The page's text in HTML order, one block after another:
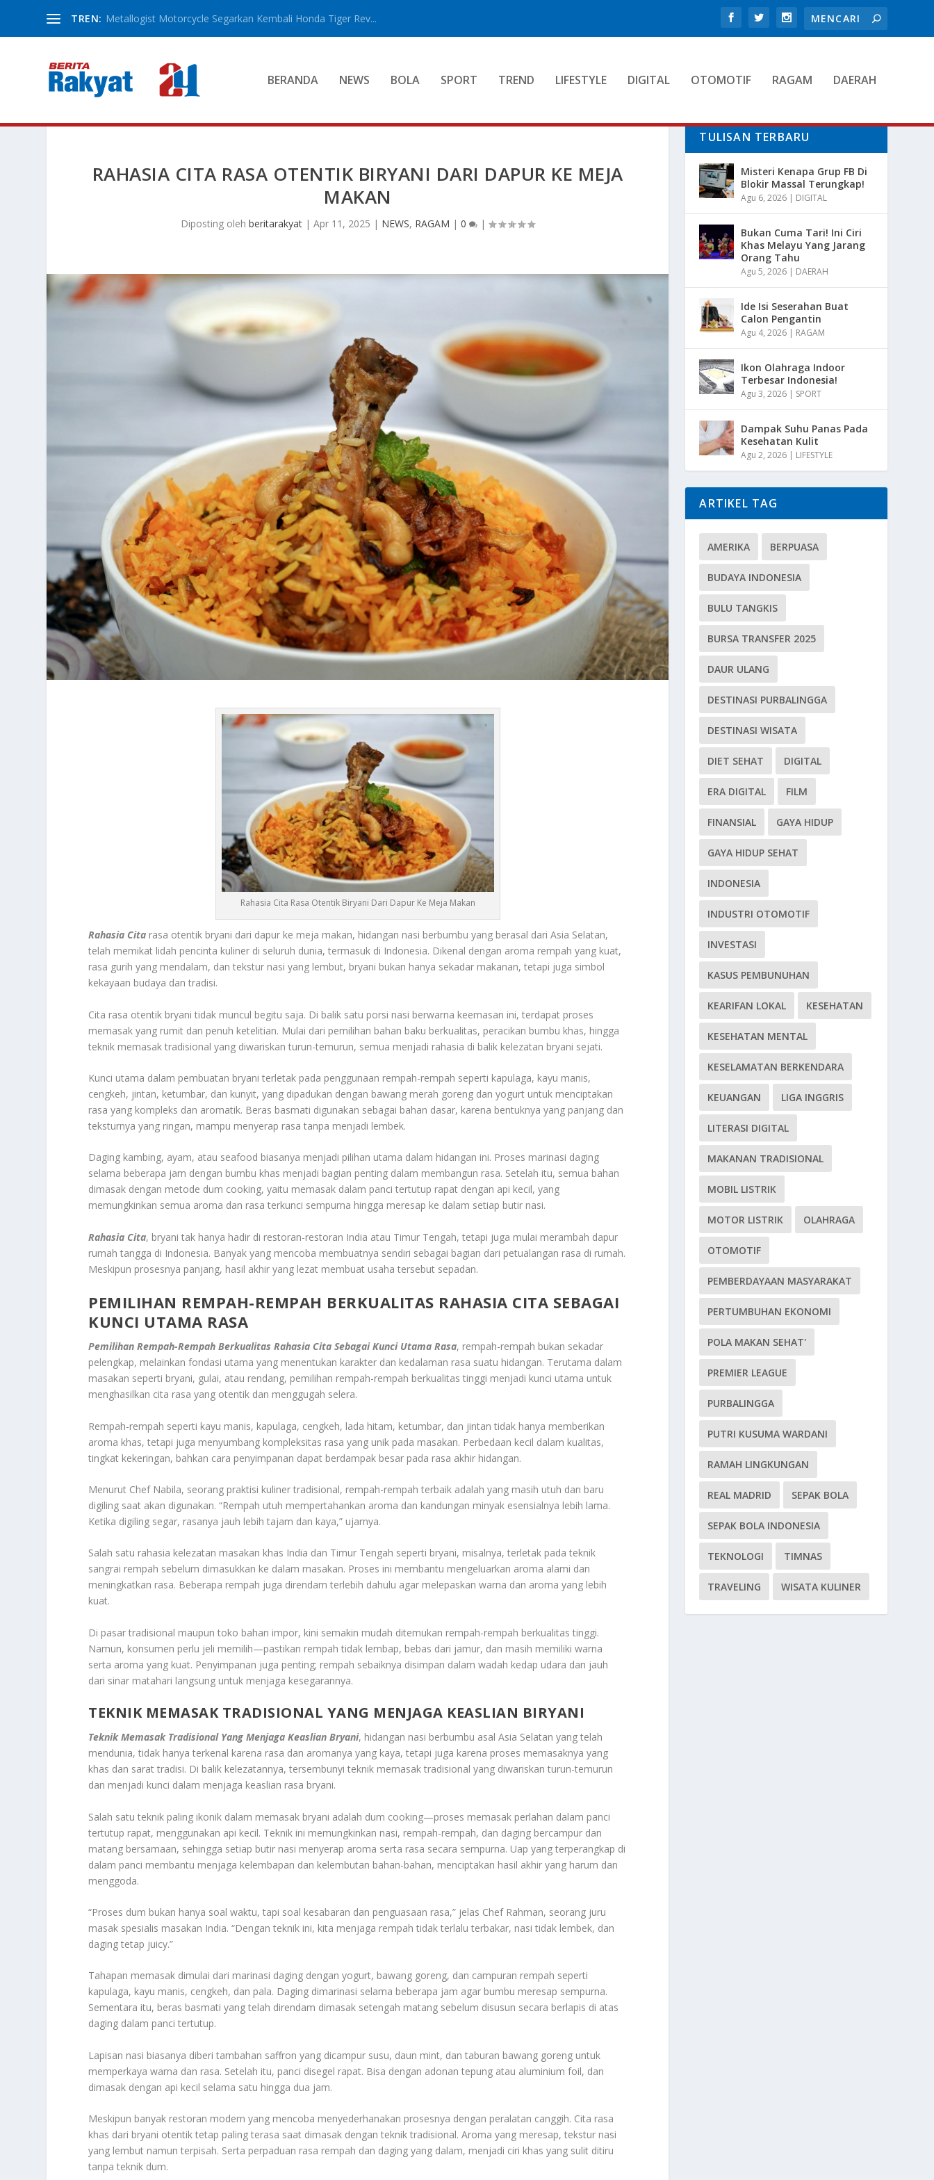
TREN: Metallogist Motorcycle Segarkan Kembali Honda Tiger Rev...
BERANDA NEWS BOLA SPORT TREND LIFESTYLE DIGITAL OTOMOTIF RAGAM DAERAH
RAHASIA CITA RASA OTENTIK BIRYANI DARI DAPUR KE MEJA
MAKAN
Diposting olehberitarakyat |Apr 11, 2025 | NEWS, RAGAM |0 |
Rahasia Cita Rasa Otentik Biryani Dari Dapur Ke Meja Makan
Rahasia Cita rasa otentik bryani dari dapur ke meja makan, hidangan nasi berbumbu yang berasal dari Asia Selatan,
telah memikat lidah pencinta kuliner di seluruh dunia, termasuk di Indonesia. Dikenal dengan aroma rempah yang kuat,
rasa gurih yang mendalam, dan tekstur nasi yang lembut, bryani bukan hanya sekadar makanan, tetapi juga simbol
kekayaan budaya dan tradisi.
Cita rasa otentik bryani tidak muncul begitu saja. Di balik satu porsi nasi berwarna keemasan ini, terdapat proses
memasak yang rumit dan penuh ketelitian. Mulai dari pemilihan bahan baku berkualitas, peracikan bumbu khas, hingga
teknik memasak tradisional yang diwariskan turun-temurun, semua menjadi rahasia di balik kelezatan bryani sejati.
Kunci utama dalam pembuatan bryani terletak pada penggunaan rempah-rempah seperti kapulaga, kayu manis,
cengkeh, jintan, ketumbar, dan kunyit, yang dipadukan dengan bawang merah goreng dan yogurt untuk menciptakan
rasa yang kompleks dan aromatik. Beras basmati digunakan sebagai bahan dasar, karena bentuknya yang panjang dan
teksturnya yang ringan, mampu menyerap rasa tanpa menjadi lembek.
Daging kambing, ayam, atau seafood biasanya menjadi pilihan utama dalam hidangan ini. Proses marinasi daging
selama beberapa jam dengan bumbu khas menjadi bagian penting dalam membangun rasa. Setelah itu, semua bahan
dimasak dengan metode dum cooking, yaitu memasak dalam panci tertutup rapat dengan api kecil, yang
memungkinkan semua aroma dan rasa terkunci sempurna hingga meresap ke dalam setiap butir nasi.
Rahasia Cita, bryani tak hanya hadir di restoran-restoran India atau Timur Tengah, tetapi juga mulai merambah dapur
rumah tangga di Indonesia. Banyak yang mencoba membuatnya sendiri sebagai bagian dari petualangan rasa di rumah.
Meskipun prosesnya panjang, hasil akhir yang lezat membuat usaha tersebut sepadan.
PEMILIHAN REMPAH-REMPAH BERKUALITAS RAHASIA CITA SEBAGAI
KUNCI UTAMA RASA
Pemilihan Rempah-Rempah Berkualitas Rahasia Cita Sebagai Kunci Utama Rasa, rempah-rempah bukan sekadar
pelengkap, melainkan fondasi utama yang menentukan karakter dan kedalaman rasa suatu hidangan. Terutama dalam
masakan seperti bryani, gulai, atau rendang, pemilihan rempah-rempah berkualitas tinggi menjadi kunci utama untuk
menghasilkan cita rasa yang otentik dan menggugah selera.
Rempah-rempah seperti kayu manis, kapulaga, cengkeh, lada hitam, ketumbar, dan jintan tidak hanya memberikan
aroma khas, tetapi juga menyumbang kompleksitas rasa yang unik pada masakan. Perbedaan kecil dalam kualitas,
tingkat kekeringan, bahkan cara penyimpanan dapat berdampak besar pada rasa akhir hidangan.
Menurut Chef Nabila, seorang praktisi kuliner tradisional, rempah-rempah terbaik adalah yang masih utuh dan baru
digiling saat akan digunakan. “Rempah utuh mempertahankan aroma dan kandungan minyak esensialnya lebih lama.
Ketika digiling segar, rasanya jauh lebih tajam dan kaya,” ujarnya.
Salah satu rahasia kelezatan masakan khas India dan Timur Tengah seperti bryani, misalnya, terletak pada teknik
sangrai rempah sebelum dimasukkan ke dalam masakan. Proses ini membantu mengeluarkan aroma alami dan
meningkatkan rasa. Beberapa rempah juga direndam terlebih dahulu agar melepaskan warna dan aroma yang lebih
kuat.
Di pasar tradisional maupun toko bahan impor, kini semakin mudah ditemukan rempah-rempah berkualitas tinggi.
Namun, konsumen perlu jeli memilih—pastikan rempah tidak lembap, bebas dari jamur, dan masih memiliki warna
serta aroma yang kuat. Penyimpanan juga penting; rempah sebaiknya disimpan dalam wadah kedap udara dan jauh
dari sinar matahari langsung untuk menjaga kesegarannya.
TEKNIK MEMASAK TRADISIONAL YANG MENJAGA KEASLIAN BIRYANI
Teknik Memasak Tradisional Yang Menjaga Keaslian Bryani, hidangan nasi berbumbu asal Asia Selatan yang telah
mendunia, tidak hanya terkenal karena rasa dan aromanya yang kaya, tetapi juga karena proses memasaknya yang
khas dan sarat tradisi. Di balik kelezatannya, tersembunyi teknik memasak tradisional yang diwariskan turun-temurun
dan menjadi kunci dalam menjaga keaslian rasa bryani.
Salah satu teknik paling ikonik dalam memasak bryani adalah dum cooking—proses memasak perlahan dalam panci
tertutup rapat, menggunakan api kecil. Teknik ini memungkinkan nasi, rempah-rempah, dan daging bercampur dan
matang bersamaan, sehingga setiap butir nasi menyerap aroma serta rasa secara sempurna. Uap yang terperangkap di
dalam panci membantu menjaga kelembapan dan kelembutan bahan-bahan, menciptakan hasil akhir yang harum dan
menggoda.
“Proses dum bukan hanya soal waktu, tapi soal kesabaran dan penguasaan rasa,” jelas Chef Rahman, seorang juru
masak spesialis masakan India. “Dengan teknik ini, kita menjaga rempah tidak terlalu terbakar, nasi tidak lembek, dan
daging tetap juicy.”
Tahapan memasak dimulai dari marinasi daging dengan yogurt, bawang goreng, dan campuran rempah seperti
kapulaga, kayu manis, cengkeh, dan pala. Daging dimarinasi selama beberapa jam agar bumbu meresap sempurna.
Sementara itu, beras basmati yang telah direndam dimasak setengah matang sebelum disusun secara berlapis di atas
daging dalam panci tertutup.
Lapisan nasi biasanya diberi tambahan saffron yang dicampur susu, daun mint, dan taburan bawang goreng untuk
memperkaya warna dan rasa. Setelah itu, panci disegel rapat. Bisa dengan adonan tepung atau aluminium foil, dan
dimasak dengan api kecil selama satu hingga dua jam.
Meskipun banyak restoran modern yang mencoba menyederhanakan prosesnya dengan peralatan canggih. Cita rasa
khas dari bryani otentik tetap paling terasa saat dimasak dengan teknik tradisional. Aroma yang meresap, tekstur nasi
yang lembut namun terpisah. Serta perpaduan rasa rempah dan daging yang dalam, menjadi ciri khas yang sulit ditiru
tanpa teknik dum.
TULISAN TERBARU
Misteri Kenapa Grup FB Di
Blokir Massal Terungkap!
Agu 6, 2026 | DIGITAL
Bukan Cuma Tari! Ini Ciri
Khas Melayu Yang Jarang
Orang Tahu
Agu 5, 2026 | DAERAH
Ide Isi Seserahan Buat
Calon Pengantin
Agu 4, 2026 | RAGAM
Ikon Olahraga Indoor
Terbesar Indonesia!
Agu 3, 2026 | SPORT
Dampak Suhu Panas Pada
Kesehatan Kulit
Agu 2, 2026 | LIFESTYLE
ARTIKEL TAG
AMERIKA BERPUASA
BUDAYA INDONESIA
BULU TANGKIS
BURSA TRANSFER 2025
DAUR ULANG
DESTINASI PURBALINGGA
DESTINASI WISATA
DIET SEHAT DIGITAL
ERA DIGITAL FILM
FINANSIAL GAYA HIDUP
GAYA HIDUP SEHAT
INDONESIA
INDUSTRI OTOMOTIF
INVESTASI
KASUS PEMBUNUHAN
KEARIFAN LOKAL KESEHATAN
KESEHATAN MENTAL
KESELAMATAN BERKENDARA
KEUANGAN LIGA INGGRIS
LITERASI DIGITAL
MAKANAN TRADISIONAL
MOBIL LISTRIK
MOTOR LISTRIK OLAHRAGA
OTOMOTIF
PEMBERDAYAAN MASYARAKAT
PERTUMBUHAN EKONOMI
POLA MAKAN SEHAT'
PREMIER LEAGUE
PURBALINGGA
PUTRI KUSUMA WARDANI
RAMAH LINGKUNGAN
REAL MADRID SEPAK BOLA
SEPAK BOLA INDONESIA
TEKNOLOGI TIMNAS
TRAVELING WISATA KULINER